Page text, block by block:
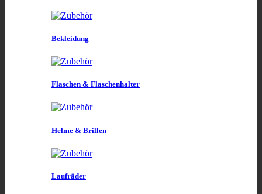
Bekleidung
Flaschen & Flaschenhalter
Helme & Brillen
Laufräder